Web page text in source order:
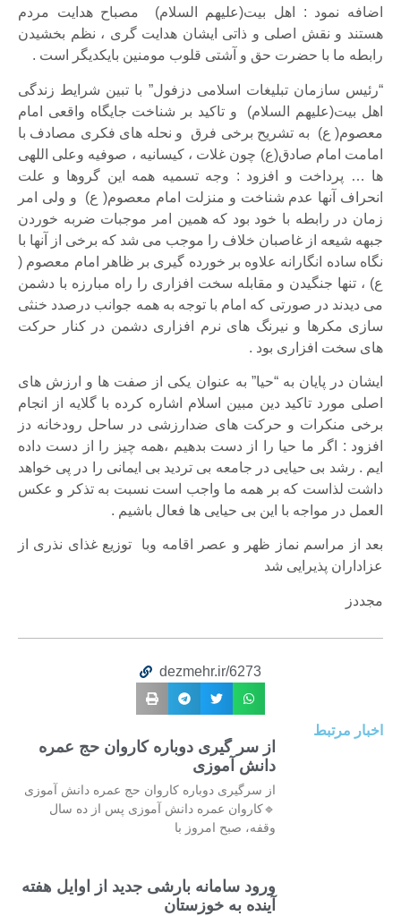
اضافه نمود : اهل بیت(علیهم السلام) مصباح هدایت مردم
هستند و نقش اصلی و ذاتی ایشان هدایت گری ، نظم بخشیدن
رابطه ما با حضرت حق و آشتی قلوب مومنین بایکدیگر است .
“رئیس سازمان تبلیغات اسلامی دزفول” با تبین شرایط زندگی
اهل بیت(علیهم السلام) و تاکید بر شناخت جایگاه واقعی امام
معصوم( ع) به تشریح برخی فرق و نحله های فکری مصادف با
امامت امام صادق(ع) چون غلات ، کیسانیه ، صوفیه وعلی اللهی
ها … پرداخت و افزود : وجه تسمیه همه این گروها و علت
انحراف آنها عدم شناخت و منزلت امام معصوم( ع) و ولی امر
زمان در رابطه با خود بود که همین امر موجبات ضربه خوردن
جبهه شیعه از غاصبان خلاف را موجب می شد که برخی از آنها با
نگاه ساده انگارانه علاوه بر خورده گیری بر ظاهر امام معصوم (
ع) ، تنها جنگیدن و مقابله سخت افزاری را راه مبارزه با دشمن
می دیدند در صورتی که امام با توجه به همه جوانب درصدد خنثی
سازی مکرها و نیرنگ های نرم افزاری دشمن در کنار حرکت
های سخت افزاری بود .
ایشان در پایان به “حیا” به عنوان یکی از صفت ها و ارزش های
اصلی مورد تاکید دین مبین اسلام اشاره کرده با گلایه از انجام
برخی منکرات و حرکت های ضدارزشی در ساحل رودخانه دز
افزود : اگر ما حیا را از دست بدهیم ،همه چیز را از دست داده
ایم . رشد بی حیایی در جامعه بی تردید بی ایمانی را در پی خواهد
داشت لذاست که بر همه ما واجب است نسبت به تذکر و عکس
العمل در مواجه با این بی حیایی ها فعال باشیم .
بعد از مراسم نماز ظهر و عصر اقامه وبا توزیع غذای نذری از
عزاداران پذیرایی شد
مجددز
dezmehr.ir/6273
اخبار مرتبط
از سر گیری دوباره کاروان حج عمره
دانش آموزی
از سرگیری دوباره کاروان حج عمره دانش آموزی
🔹کاروان عمره دانش آموزی پس از ده سال
وقفه، صبح امروز با
ورود سامانه بارشی جدید از اوایل هفته
آینده به خوزستان